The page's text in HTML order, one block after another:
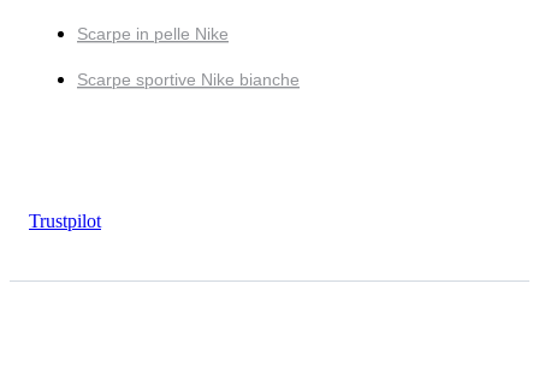
Scarpe in pelle Nike
Scarpe sportive Nike bianche
Trustpilot